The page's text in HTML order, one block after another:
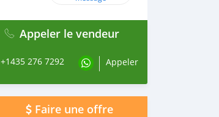
Appeler le vendeur
+1435 276 7292 Appeler
Faire une offre